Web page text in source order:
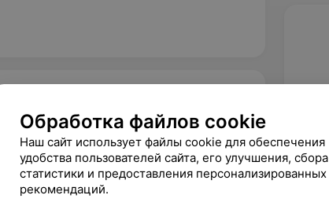
Обработка файлов cookie
Наш сайт использует файлы cookie для обеспечения
удобства пользователей сайта, его улучшения, сбора
статистики и предоставления персонализированных
рекомендаций.